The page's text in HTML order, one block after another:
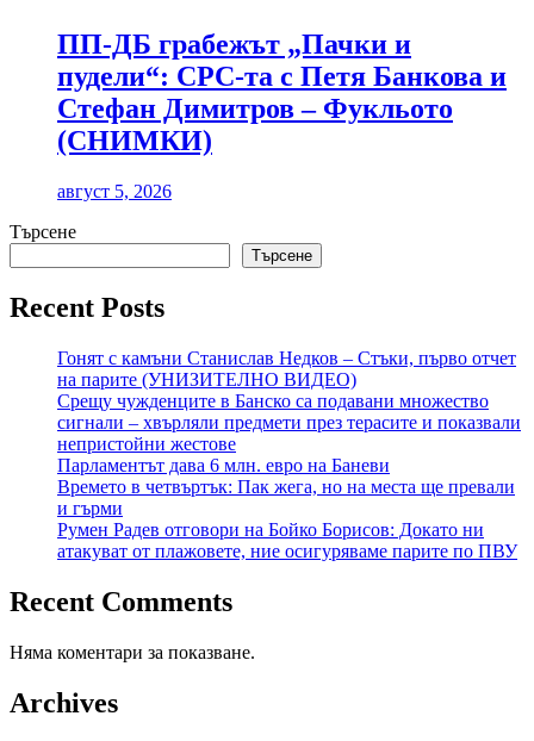
ПП-ДБ грабежът „Пачки и
пудели“: СРС-та с Петя Банкова и
Стефан Димитров – Фукльото
(СНИМКИ)
август 5, 2026
Търсене
Търсене
Recent Posts
Гонят с камъни Станислав Недков – Стъки, първо отчет
на парите (УНИЗИТЕЛНО ВИДЕО)
Срещу чужденците в Банско са подавани множество
сигнали – хвърляли предмети през терасите и показвали
непристойни жестове
Парламентът дава 6 млн. евро на Баневи
Времето в четвъртък: Пак жега, но на места ще превали
и гърми
Румен Радев отговори на Бойко Борисов: Докато ни
атакуват от плажовете, ние осигуряваме парите по ПВУ
Recent Comments
Няма коментари за показване.
Archives